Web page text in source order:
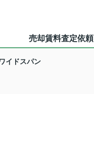
売却賃料査定依頼
イドスパン